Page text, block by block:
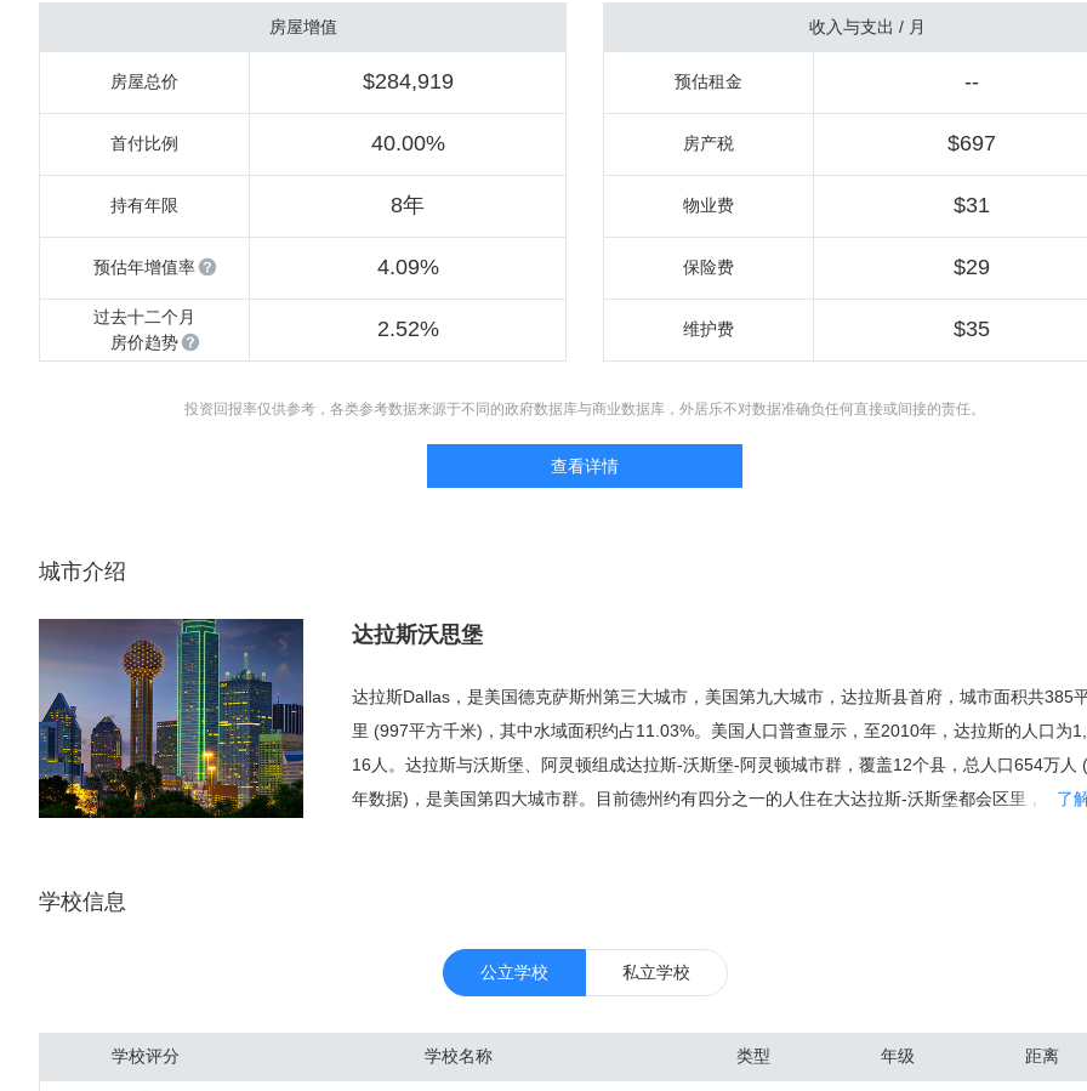
房屋增值
房屋总价 $284,919
首付比例 40.00%
持有年限 8年
预估年增值率 4.09%
过去十二个月
房价趋势
2.52%
收入与支出 / 月
预估租金 --
房产税 $697
物业费 $31
保险费 $29
维护费 $35
投资回报率仅供参考，各类参考数据来源于不同的政府数据库与商业数据库，外居乐不对数据准确负任何直接或间接的责任。
查看详情
城市介绍
达拉斯沃思堡
达拉斯Dallas，是美国德克萨斯州第三大城市，美国第九大城市，达拉斯县首府，城市面积共385
里 (997平方千米)，其中水域面积约占11.03%。美国人口普查显示，至2010年，达拉斯的人口为
16人。达拉斯与沃斯堡、阿灵顿组成达拉斯-沃斯堡-阿灵顿城市群，覆盖12个县，总人口654万人
年数据)，是美国第四大城市群。目前德州约有四分之一的人住在大达拉斯-沃斯堡都会区里，而达
DP总量为5040亿美元，位居全美第五。 位于德州北部，达拉斯是美国南部主要都市圈，以及美国
的内陆都市圈。达拉斯随着1870年后铁路陆续通达，发展成为全国主要棉花市场之一。1930年东
现大油田后，城市经济进一步增长。现为美国南部重要的石油城，城市东、西大油田所产的原油经
管汇集本市。炼油、石油化工、石油机械等工业发达，在市区设有办事处的石油公司多达600家左
了
学校信息
公立学校 私立学校
学校评分 学校名称 类型 年级 距离